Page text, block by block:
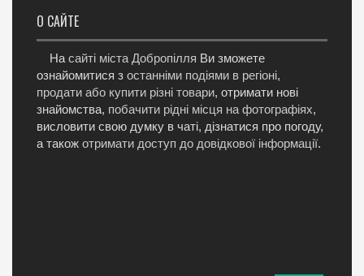
О САЙТЕ
На сайті міста Добропілля Ви зможете
ознайомитися з останніми подіями в регіоні,
продати або купити різні товари, отримати нові
знайомства, побачити рідні місця на фотографіях,
висловити свою думку в чаті, дізнатися про погоду,
а також отримати доступ до довідкової інформації.